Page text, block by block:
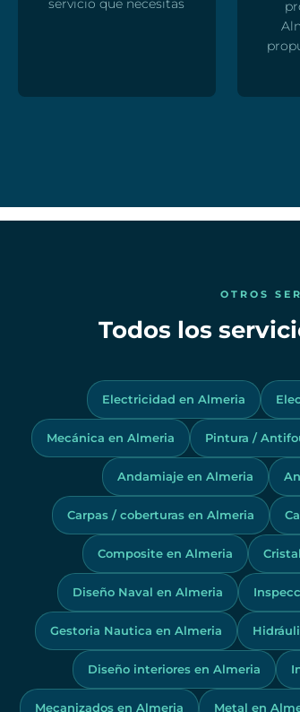
servicio que necesitas
OTROS
Todos los
Electricidad en Almeria
Mecánica en Almeria Pintura /
Andamiaje en Almeria
Carpas / coberturas en Almeria
Composite en Almeria
Diseño Naval en Almeria
Gestoria Nautica en Almeria
Diseño interiores en Almeria
Mecanizados en Almeria Metal en